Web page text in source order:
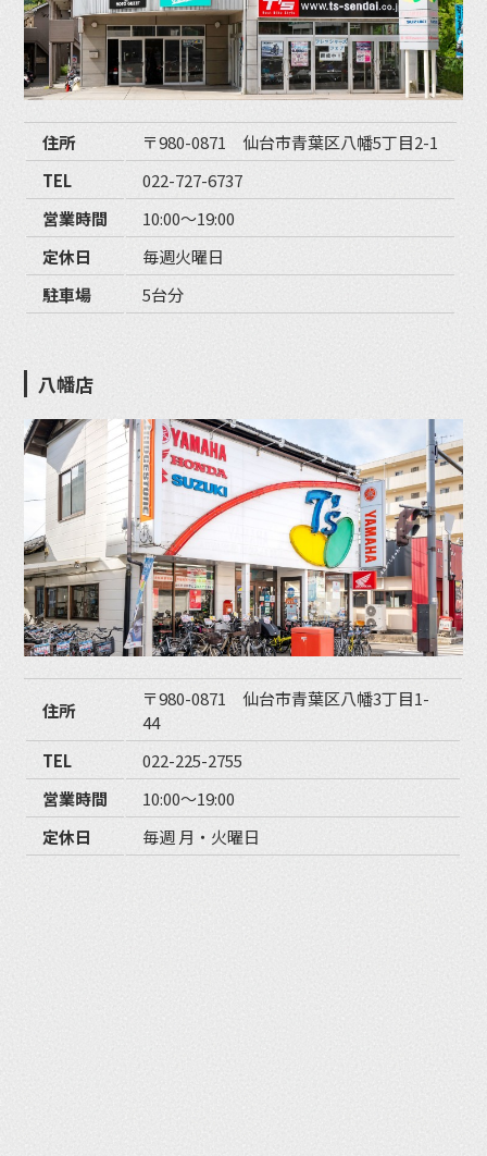
住所
〒980-0871 仙台市青葉区八幡5丁目2-1
TEL
022-727-6737
営業時間
10:00〜19:00
定休日
毎週火曜日
駐車場
5台分
八幡店
住所
〒980-0871 仙台市青葉区八幡3丁目1-
44
TEL
022-225-2755
営業時間
10:00〜19:00
定休日
毎週 月・火曜日